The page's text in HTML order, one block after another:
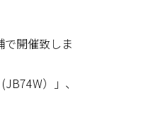
開催致しま
）」、